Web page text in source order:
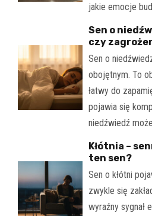
jakie emocje
Sen o
czy
Sen o
obojętnym. To
łatwy do
pojawia się
niedźwiedź
Kłótnia –
ten sen?
Sen o kłótni
zwykle się
wyraźny sygnał